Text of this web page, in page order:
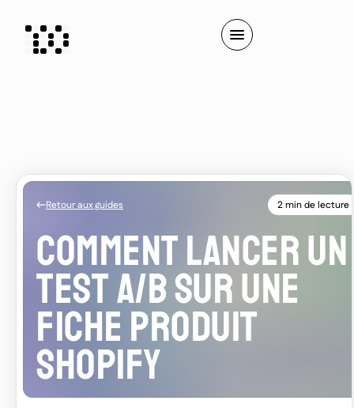
Retour aux guides 2 min de lecture
COMMENT LANCER UN
TEST A/B SUR UNE
FICHE PRODUIT
SHOPIFY